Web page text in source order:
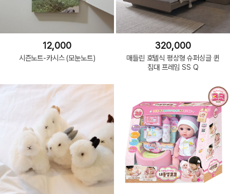
12,000
시즌노트-카시스 (모눈노트)
320,000
매들린 호텔식 평상형 슈퍼싱글 퀸
침대 프레임 SS Q